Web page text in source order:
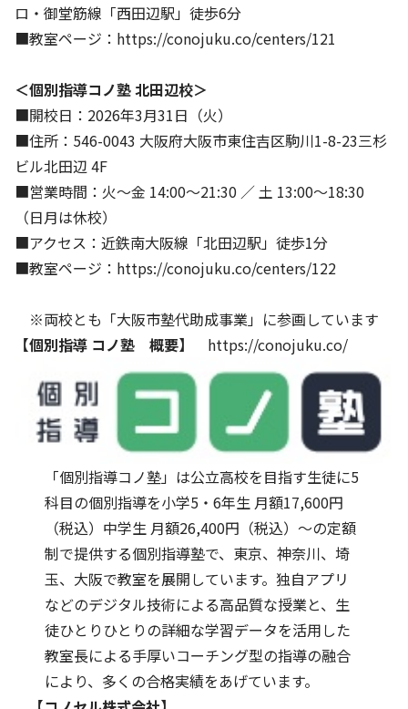
ロ・御堂筋線「西田辺駅」徒歩6分
■教室ページ： https://conojuku.co/centers/121
＜個別指導コノ塾 北田辺校＞
■開校日：2026年3月31日（火）
■住所：546-0043 大阪府大阪市東住吉区駒川1-8-23三杉
ビル北田辺 4F
■営業時間：火〜金 14:00～21:30 ／ 土 13:00～18:30
（日月は休校）
■アクセス：近鉄南大阪線「北田辺駅」徒歩1分
■教室ページ： https://conojuku.co/centers/122
※両校とも「大阪市塾代助成事業」に参画しています
【個別指導 コノ塾 概要】 https://conojuku.co/
「個別指導コノ塾」は公立高校を目指す生徒に5
科目の個別指導を小学5・6年生 月額17,600円
（税込）中学生 月額26,400円（税込）～の定額
制で提供する個別指導塾で、東京、神奈川、埼
玉、大阪で教室を展開しています。独自アプリ
などのデジタル技術による高品質な授業と、生
徒ひとりひとりの詳細な学習データを活用した
教室長による手厚いコーチング型の指導の融合
により、多くの合格実績をあげています。